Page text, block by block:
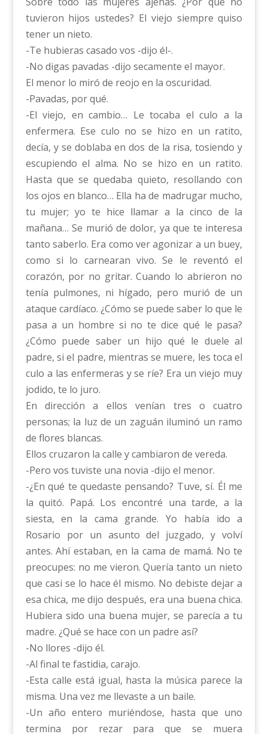
tuvieron hijos ustedes? El viejo siempre quiso
tener un nieto.
-Te hubieras casado vos -dijo él-.
-No digas pavadas -dijo secamente el mayor.
El menor lo miró de reojo en la oscuridad.
-Pavadas, por qué.
-El viejo, en cambio… Le tocaba el culo a la
enfermera. Ese culo no se hizo en un ratito,
decía, y se doblaba en dos de la risa, tosiendo y
escupiendo el alma. No se hizo en un ratito.
Hasta que se quedaba quieto, resollando con
los ojos en blanco… Ella ha de madrugar mucho,
tu mujer; yo te hice llamar a la cinco de la
mañana… Se murió de dolor, ya que te interesa
tanto saberlo. Era como ver agonizar a un buey,
como si lo carnearan vivo. Se le reventó el
corazón, por no gritar. Cuando lo abrieron no
tenía pulmones, ni hígado, pero murió de un
ataque cardíaco. ¿Cómo se puede saber lo que le
pasa a un hombre si no te dice qué le pasa?
¿Cómo puede saber un hijo qué le duele al
padre, si el padre, mientras se muere, les toca el
culo a las enfermeras y se ríe? Era un viejo muy
jodido, te lo juro.
En dirección a ellos venían tres o cuatro
personas; la luz de un zaguán iluminó un ramo
de flores blancas.
Ellos cruzaron la calle y cambiaron de vereda.
-Pero vos tuviste una novia -dijo el menor.
-¿En qué te quedaste pensando? Tuve, sí. Él me
la quitó. Papá. Los encontré una tarde, a la
siesta, en la cama grande. Yo había ido a
Rosario por un asunto del juzgado, y volví
antes. Ahí estaban, en la cama de mamá. No te
preocupes: no me vieron. Quería tanto un nieto
que casi se lo hace él mismo. No debiste dejar a
esa chica, me dijo después, era una buena chica.
Hubiera sido una buena mujer, se parecía a tu
madre. ¿Qué se hace con un padre así?
-No llores -dijo él.
-Al final te fastidia, carajo.
-Esta calle está igual, hasta la música parece la
misma. Una vez me llevaste a un baile.
-Un año entero muriéndose, hasta que uno
termina por rezar para que se muera